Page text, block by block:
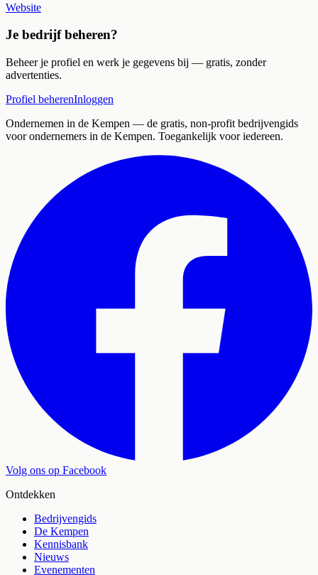
Website
Je bedrijf beheren?
Beheer je profiel en werk je gegevens bij — gratis, zonder
advertenties.
Profiel beherenInloggen
Ondernemen in de Kempen — de gratis, non-profit bedrijvengids
voor ondernemers in de Kempen. Toegankelijk voor iedereen.
Volg ons op Facebook
Ontdekken
Bedrijvengids
De Kempen
Kennisbank
Nieuws
Evenementen